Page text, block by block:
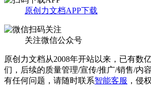
原创力文档APP下载
关注微信公众号
原创力文档从2008年开站以来，已有数
们，后续的质量管理/宣传/推广/销售/内
有任何问题，请随时联系智能客服 ，侵